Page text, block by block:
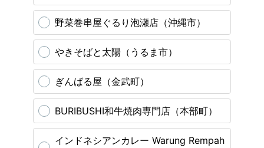
野菜巻串屋ぐるり泡瀬店（沖縄市）
やきそばと太陽（うるま市）
ぎんばる屋（金武町）
BURIBUSHI和牛焼肉専門店（本部町）
インドネシアンカレー Warung Rempah